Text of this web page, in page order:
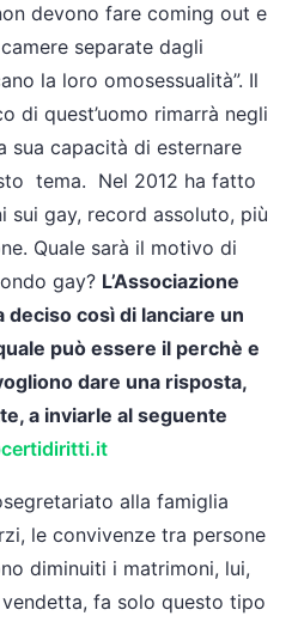
devono fare coming out e
separate dagli
la loro omosessualità”. Il
di quest’uomo rimarrà negli
sua capacità di esternare
tema. Nel 2012 ha fatto
sui gay, record assoluto, più
Quale sarà il motivo di
gay? L’Associazione
deciso così di lanciare un
può essere il perchè e
dare una risposta,
a inviarle al seguente
alla famiglia
le convivenze tra persone
diminuiti i matrimoni, lui,
fa solo questo tipo